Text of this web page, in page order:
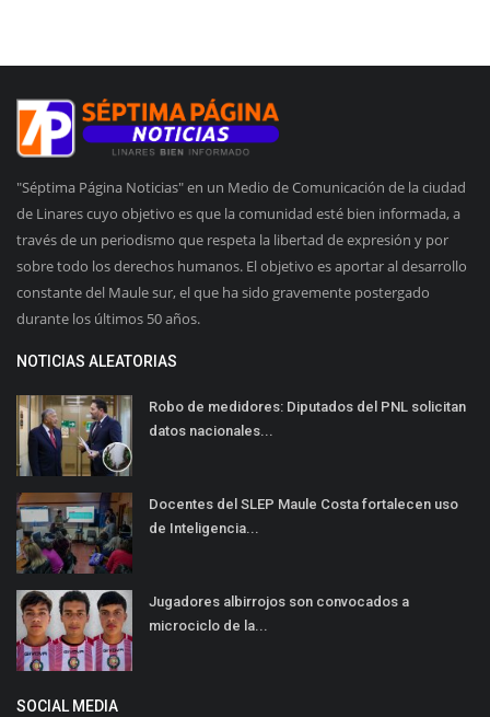
"Séptima Página Noticias" en un Medio de Comunicación de la ciudad
de Linares cuyo objetivo es que la comunidad esté bien informada, a
través de un periodismo que respeta la libertad de expresión y por
sobre todo los derechos humanos. El objetivo es aportar al desarrollo
constante del Maule sur, el que ha sido gravemente postergado
durante los últimos 50 años.
NOTICIAS ALEATORIAS
Robo de medidores: Diputados del PNL solicitan
datos nacionales...
Docentes del SLEP Maule Costa fortalecen uso
de Inteligencia...
Jugadores albirrojos son convocados a
microciclo de la...
SOCIAL MEDIA